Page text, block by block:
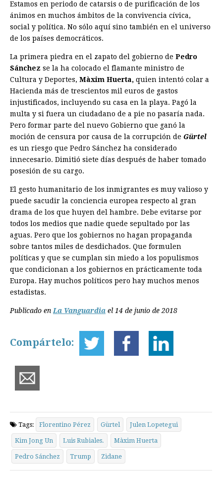
Estamos en periodo de catarsis o de purificación de los
ánimos en muchos ámbitos de la convivencia cívica,
social y política. No sólo aquí sino también en el universo
de los países democráticos.
La primera piedra en el zapato del gobierno de Pedro
Sánchez se la ha colocado el flamante ministro de
Cultura y Deportes, Màxim Huerta, quien intentó colar a
Hacienda más de trescientos mil euros de gastos
injustificados, incluyendo su casa en la playa. Pagó la
multa y si fuera un ciudadano de a pie no pasaría nada.
Pero formar parte del nuevo Gobierno que ganó la
moción de censura por causa de la corrupción de Gürtel
es un riesgo que Pedro Sánchez ha considerado
innecesario. Dimitió siete días después de haber tomado
posesión de su cargo.
El gesto humanitario de los inmigrantes es muy valioso y
puede sacudir la conciencia europea respecto al gran
drama de los que huyen del hambre. Debe evitarse por
todos los medios que nadie quede sepultado por las
aguas. Pero que los gobiernos no hagan propaganda
sobre tantos miles de desdichados. Que ­formulen
políticas y que se cumplan sin miedo a los populismos
que condicionan a los gobiernos en prácticamente toda
Europa. Hay muchos políticos pero hay muchos menos
estadistas.
Publicado en La Vanguardia el 14 de junio de 2018
Compártelo:
Tags: Florentino Pérez Gürtel Julen Lopetegui
Kim Jong Un Luis Rubiales. Màxim Huerta
Pedro Sánchez Trump Zidane